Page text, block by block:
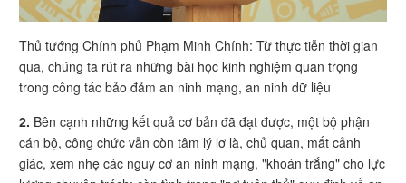
Thủ tướng Chính phủ Phạm Minh Chính: Từ thực tiễn thời gian
qua, chúng ta rút ra những bài học kinh nghiệm quan trọng
trong công tác bảo đảm an ninh mạng, an ninh dữ liệu
2. Bên cạnh những kết quả cơ bản đã đạt được, một bộ phận
cán bộ, công chức vẫn còn tâm lý lơ là, chủ quan, mất cảnh
giác, xem nhẹ các nguy cơ an ninh mạng, "khoán trắng" cho lực